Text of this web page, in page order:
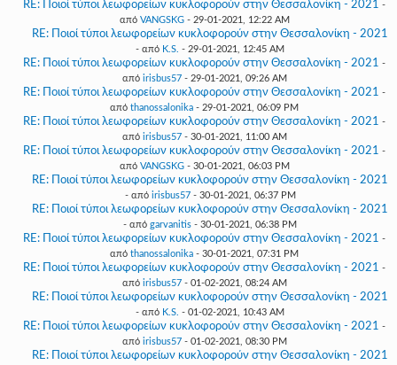
RE: Ποιοί τύποι λεωφορείων κυκλοφορούν στην Θεσσαλονίκη - 2021 -
από VANGSKG- 29-01-2021, 12:22 AM
RE: Ποιοί τύποι λεωφορείων κυκλοφορούν στην Θεσσαλονίκη - 2021
- από K.S. - 29-01-2021, 12:45 AM
RE: Ποιοί τύποι λεωφορείων κυκλοφορούν στην Θεσσαλονίκη - 2021 -
από irisbus57- 29-01-2021, 09:26 AM
RE: Ποιοί τύποι λεωφορείων κυκλοφορούν στην Θεσσαλονίκη - 2021 -
από thanossalonika - 29-01-2021, 06:09 PM
RE: Ποιοί τύποι λεωφορείων κυκλοφορούν στην Θεσσαλονίκη - 2021 -
από irisbus57- 30-01-2021, 11:00 AM
RE: Ποιοί τύποι λεωφορείων κυκλοφορούν στην Θεσσαλονίκη - 2021 -
από VANGSKG- 30-01-2021, 06:03 PM
RE: Ποιοί τύποι λεωφορείων κυκλοφορούν στην Θεσσαλονίκη - 2021
- από irisbus57- 30-01-2021, 06:37 PM
RE: Ποιοί τύποι λεωφορείων κυκλοφορούν στην Θεσσαλονίκη - 2021
- από garvanitis - 30-01-2021, 06:38 PM
RE: Ποιοί τύποι λεωφορείων κυκλοφορούν στην Θεσσαλονίκη - 2021 -
από thanossalonika - 30-01-2021, 07:31 PM
RE: Ποιοί τύποι λεωφορείων κυκλοφορούν στην Θεσσαλονίκη - 2021 -
από irisbus57- 01-02-2021, 08:24 AM
RE: Ποιοί τύποι λεωφορείων κυκλοφορούν στην Θεσσαλονίκη - 2021
- από K.S. - 01-02-2021, 10:43 AM
RE: Ποιοί τύποι λεωφορείων κυκλοφορούν στην Θεσσαλονίκη - 2021 -
από irisbus57- 01-02-2021, 08:30 PM
RE: Ποιοί τύποι λεωφορείων κυκλοφορούν στην Θεσσαλονίκη - 2021